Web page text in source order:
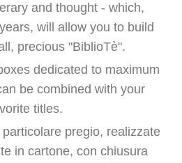
and thought - which,
will allow you to build
precious "BiblioTè".
dedicated to maximum
be combined with your
titles.
pregio, realizzate
in cartone, con chiusura